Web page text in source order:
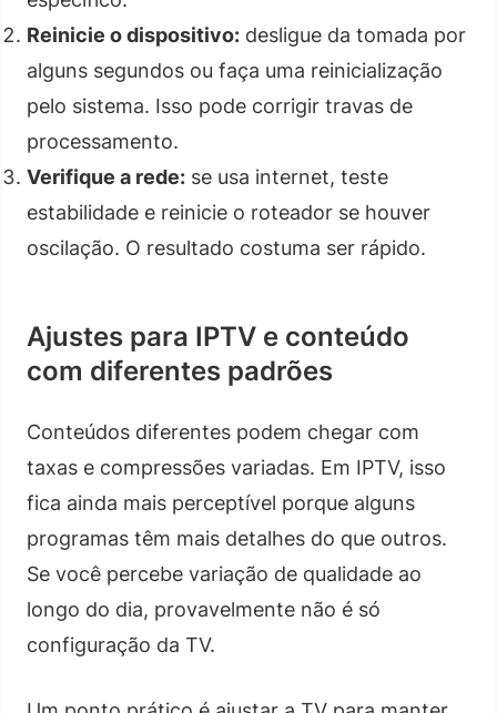
Reinicie o dispositivo: desligue da tomada por
alguns segundos ou faça uma reinicialização
pelo sistema. Isso pode corrigir travas de
processamento.
Verifique a rede: se usa internet, teste
estabilidade e reinicie o roteador se houver
oscilação. O resultado costuma ser rápido.
Ajustes para IPTV e conteúdo
com diferentes padrões
Conteúdos diferentes podem chegar com
taxas e compressões variadas. Em IPTV, isso
fica ainda mais perceptível porque alguns
programas têm mais detalhes do que outros.
Se você percebe variação de qualidade ao
longo do dia, provavelmente não é só
configuração da TV.